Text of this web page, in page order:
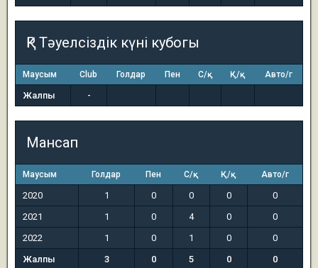
ҚР Тәуелсіздік күні кубогы
Маусым Club Голдар Пен С/қ Қ/қ Авто/г
Жалпы -
Мансап
Маусым Голдар Пен С/қ Қ/қ Авто/г
2020 1 0 0 0
0
2021
1 0 4 0
0
2022
1 0 1 0
0
Жалпы
3 0 5 0 0